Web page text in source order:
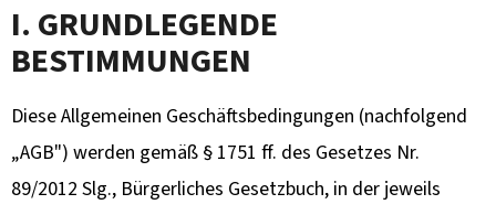
I. GRUNDLEGENDE
BESTIMMUNGEN
Diese Allgemeinen Geschäftsbedingungen (nachfolgend
„AGB") werden gemäß § 1751 ff. des Gesetzes Nr.
89/2012 Slg., Bürgerliches Gesetzbuch, in der jeweils
E
?